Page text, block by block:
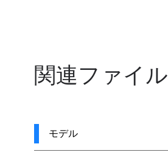
関連ファイル
モデル